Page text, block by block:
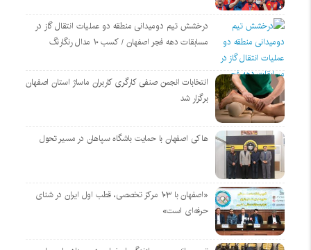
درخشش تیم دومیدانی منطقه دو عملیات انتقال گاز در
مسابقات دهه فجر اصفهان / کسب ۱۰ مدال رنگارنگ
انتخابات انجمن صنفی کارگری کاربران ماساژ استان اصفهان
برگزار شد
هاکی اصفهان با حمایت باشگاه سپاهان در مسیر تحول
«اصفهان با ۱۰۳ مرکز تخصصی، قطب اول ایران در شنای
حرفه‌ای است»